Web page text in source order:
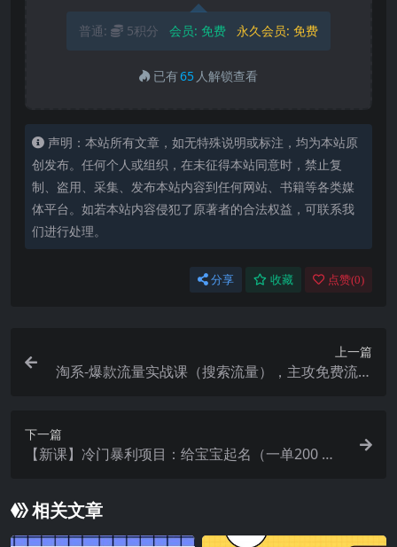
普通: 5积分 会员: 免费 永久会员: 免费
已有65 人解锁查看
声明：本站所有文章，如无特殊说明或标注，均为本站原
创发布。任何个人或组织，在未征得本站同意时，禁止复
制、盗用、采集、发布本站内容到任何网站、书籍等各类媒
体平台。如若本站内容侵犯了原著者的合法权益，可联系我
们进行处理。
分享 收藏 点赞(0)
上一篇
淘系-爆款流量实战课（搜索流量），主攻免费流量
下一篇
【新课】冷门暴利项目：给宝宝起名（一单200 ）
相关文章